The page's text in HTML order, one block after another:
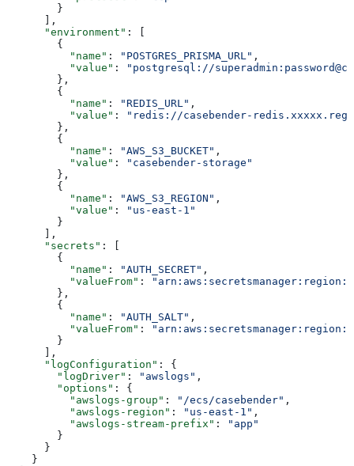
        }
      ],
      "environment"
: [
        {
          "name"
: "POSTGRES_PRISMA_URL" ,
          "value"
:
"postgresql://
        },
        {
          "name"
: "REDIS_URL" ,
          "value"
:
"redis://casebender-
        },
        {
          "name"
: "AWS_S3_BUCKET" ,
          "value"
:
"casebender-storage"
        },
        {
          "name"
: "AWS_S3_REGION" ,
          "value"
:
"us-east-1"
        }
      ],
      "secrets"
: [
        {
          "name"
: "AUTH_SECRET" ,
          "valueFrom"
:
        },
        {
          "name"
: "AUTH_SALT" ,
          "valueFrom"
:
        }
      ],
      "logConfiguration"
: {
        "logDriver"
: "awslogs" ,
        "options"
: {
          "awslogs-group"
: "/ecs/casebender" ,
          "awslogs-region"
: "us-east-1" ,
          "awslogs-stream-prefix"
:
"app"
        }
      }
    }